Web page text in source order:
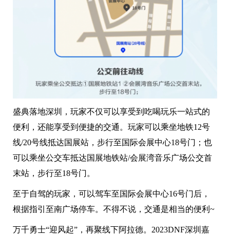
盛典落地深圳，玩家不仅可以享受到吃喝玩乐一站式的
便利，还能享受到便捷的交通。玩家可以乘坐地铁12号
线/20号线抵达国展站，步行至国际会展中心18号门；也
可以乘坐公交车抵达国展地铁站/会展湾音乐广场公交首
末站，步行至18号门。
至于自驾的玩家，可以驾车至国际会展中心16号门后，
根据指引至南广场停车。不得不说，交通是相当的便利~
万千勇士“迎风起”，再聚线下阿拉德。2023DNF深圳嘉